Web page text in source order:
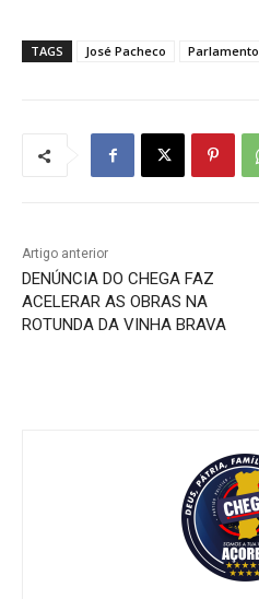
TAGS José Pacheco Parlamento
Artigo anterior
DENÚNCIA DO CHEGA FAZ
ACELERAR AS OBRAS NA
ROTUNDA DA VINHA BRAVA